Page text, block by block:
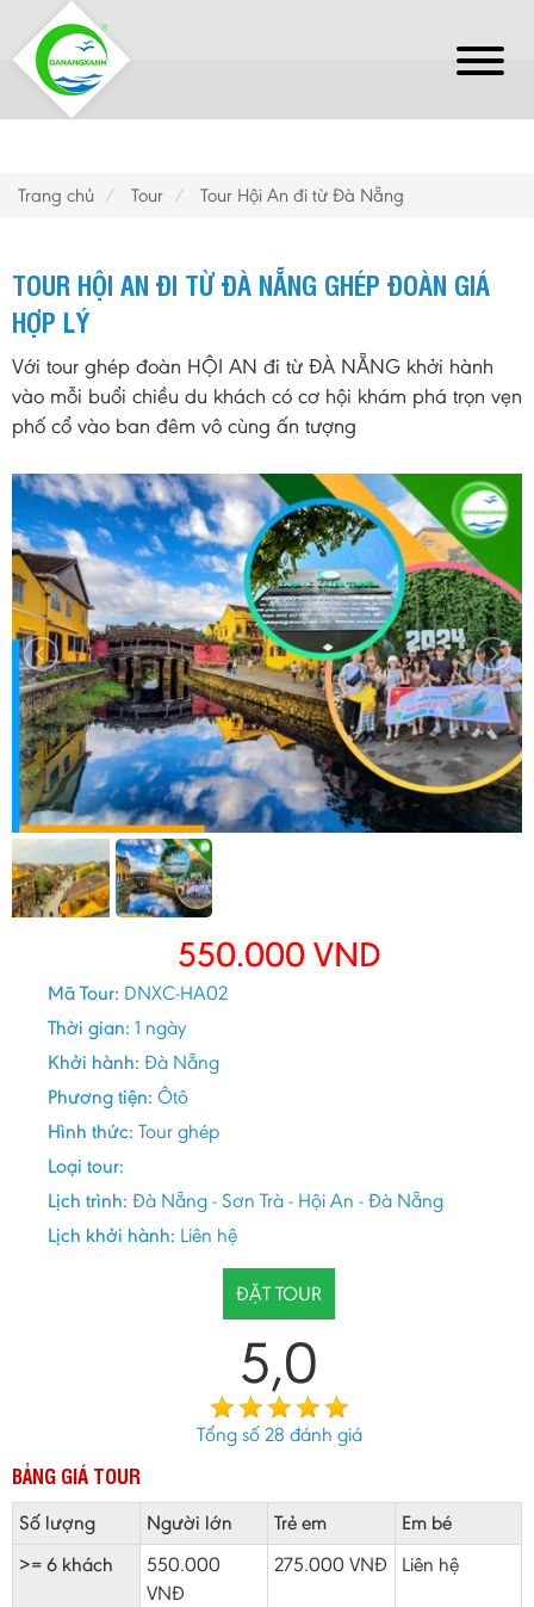
Trang chủ Tour Tour Hội An đi từ Đà Nẵng
TOUR HỘI AN ĐI TỪ ĐÀ NẴNG GHÉP ĐOÀN GIÁ
HỢP LÝ
Với tour ghép đoàn HỘI AN đi từ ĐÀ NẴNG khởi hành
vào mỗi buổi chiều du khách có cơ hội khám phá trọn vẹn
phố cổ vào ban đêm vô cùng ấn tượng
550.000 VND
Mã Tour: DNXC-HA02
Thời gian: 1 ngày
Khởi hành: Đà Nẵng
Phương tiện: Ôtô
Hình thức: Tour ghép
Loại tour:
Lịch trình: Đà Nẵng - Sơn Trà - Hội An - Đà Nẵng
Lịch khởi hành: Liên hệ
ĐẶT TOUR
5,0
Tổng số28 đánh giá
BẢNG GIÁ TOUR
Số lượng Người lớn Trẻ em
Em bé
>= 6 khách
550.000
VNĐ
275.000 VNĐ Liên hệ